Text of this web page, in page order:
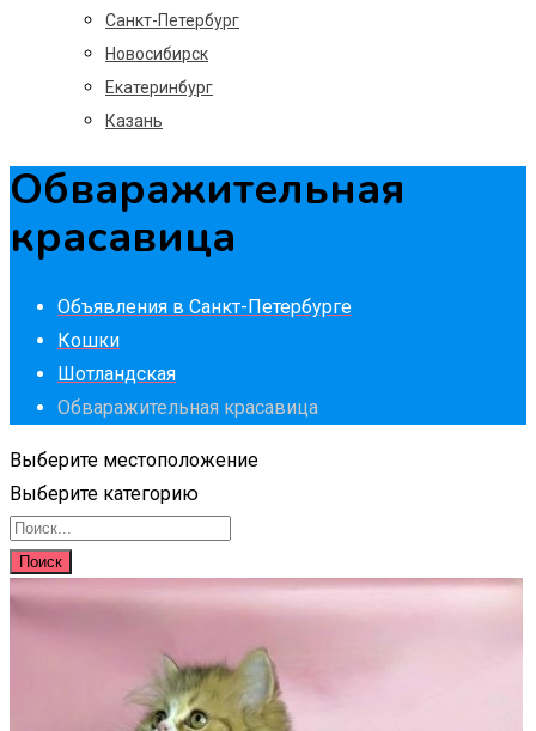
Санкт-Петербург
Новосибирск
Екатеринбург
Казань
Обваражительная
красавица
Объявления в Санкт-Петербурге
Кошки
Шотландская
Обваражительная красавица
Выберите местоположение
Выберите категорию
Поиск